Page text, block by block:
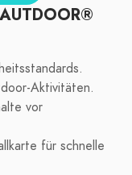
Aktivitäten.
vor
für schnelle